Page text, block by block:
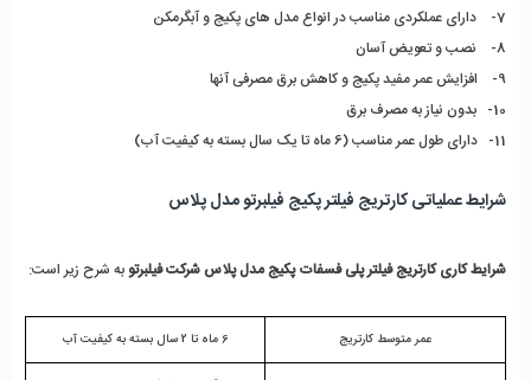
7-    دارای عملکردی مناسب در انواع مدل های پکیج و آبگرمکن
8-    نصب و تعویض آسان
9-    افزایش عمر مفید پکیج و کاهش برق مصرفی آنها
10-   بدون نیاز به مصرف برق
11-   دارای طول عمر مناسب (6 ماه تا یک سال بسته به کیفیت آب)
شرایط عملیاتی کارتریج فیلتر پکیج فیلبرتو مدل پلاس
شرایط کاری کارتریج فیلتر پلی فسفات پکیج مدل پلاس شرکت فیلبرتو به شرح زیر است:
عمر متوسط کارتریج 6 ماه تا 2 سال بسته به کیفیت آب